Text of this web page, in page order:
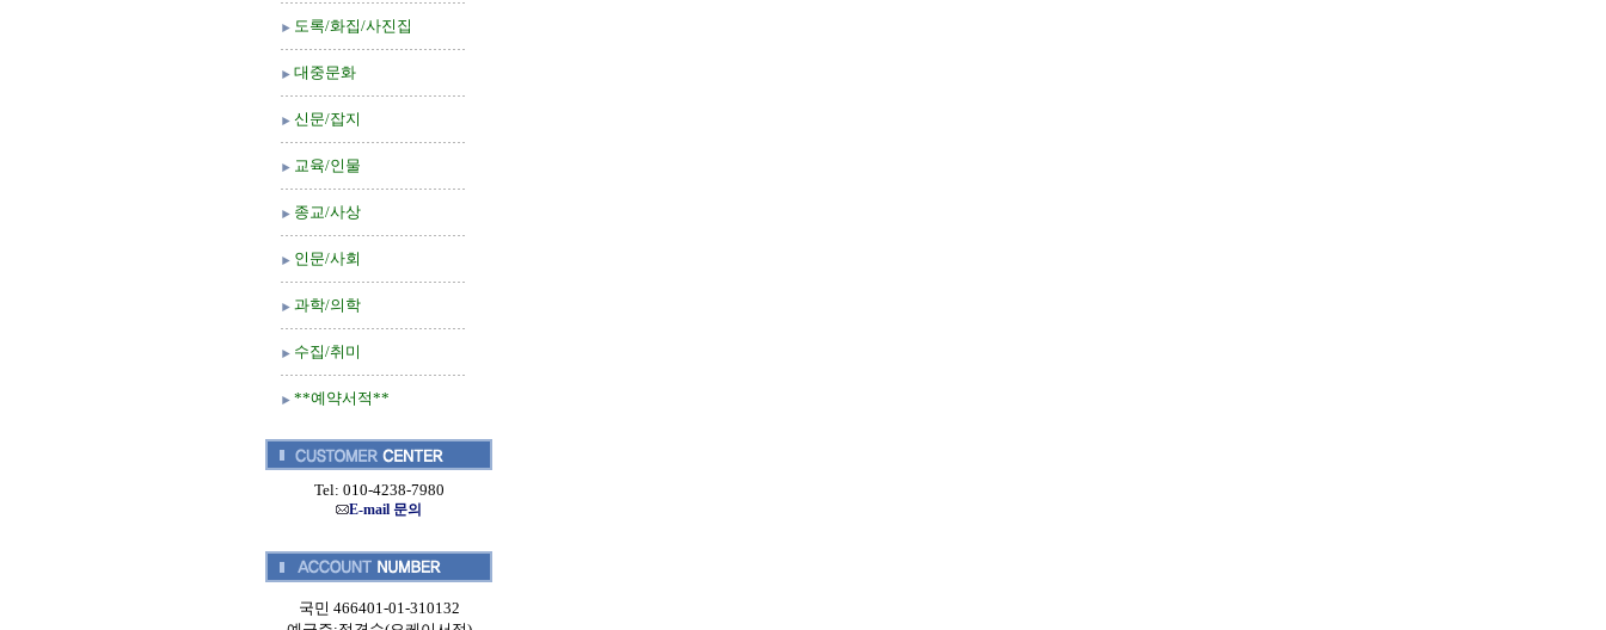
도록/화집/사진집
대중문화
신문/잡지
교육/인물
종교/사상
인문/사회
과학/의학
수집/취미
**예약서적**
Tel: 010-4238-7980
E-mail 문의
국민 466401-01-310132